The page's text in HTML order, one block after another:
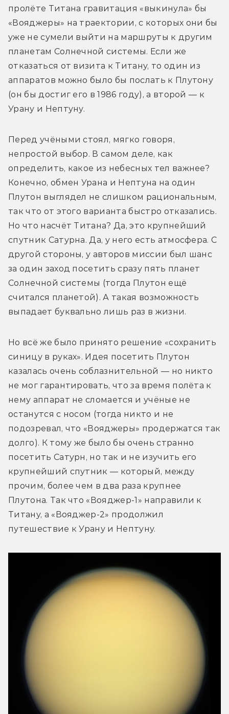
пролёте Титана гравитация «выкинула» бы
«Вояджеры» на траектории, с которых они бы
уже не сумели выйти на маршруты к другим
планетам Солнечной системы. Если же
отказаться от визита к Титану, то один из
аппаратов можно было бы послать к Плутону
(он бы достиг его в 1986 году), а второй — к
Урану и Нептуну.
Перед учёными стоял, мягко говоря,
непростой выбор. В самом деле, как
определить, какое из небесных тел важнее?
Конечно, обмен Урана и Нептуна на один
Плутон выглядел не слишком рациональным,
так что от этого варианта быстро отказались.
Но что насчёт Титана? Да, это крупнейший
спутник Сатурна. Да, у него есть атмосфера. С
другой стороны, у авторов миссии был шанс
за один заход посетить сразу пять планет
Солнечной системы (тогда Плутон ещё
считался планетой). А такая возможность
выпадает буквально лишь раз в жизни.
Но всё же было принято решение «сохранить
синицу в руках». Идея посетить Плутон
казалась очень соблазнительной — но никто
не мог гарантировать, что за время полёта к
нему аппарат не сломается и учёные не
останутся с носом (тогда никто и не
подозревал, что «Вояджеры» продержатся так
долго). К тому же было бы очень странно
посетить Сатурн, но так и не изучить его
крупнейший спутник — который, между
прочим, более чем в два раза крупнее
Плутона. Так что «Вояджер-1» направили к
Титану, а «Вояджер-2» продолжил
путешествие к Урану и Нептуну.